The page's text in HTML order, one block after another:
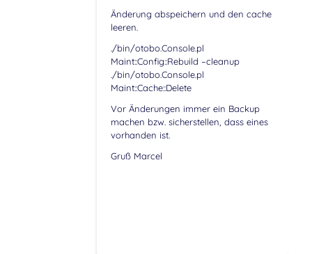
Änderung abspeichern und den cache
leeren.
./bin/otobo.Console.pl
Maint::Config::Rebuild –cleanup
./bin/otobo.Console.pl
Maint::Cache::Delete
Vor Änderungen immer ein Backup
machen bzw. sicherstellen, dass eines
vorhanden ist.
Gruß Marcel